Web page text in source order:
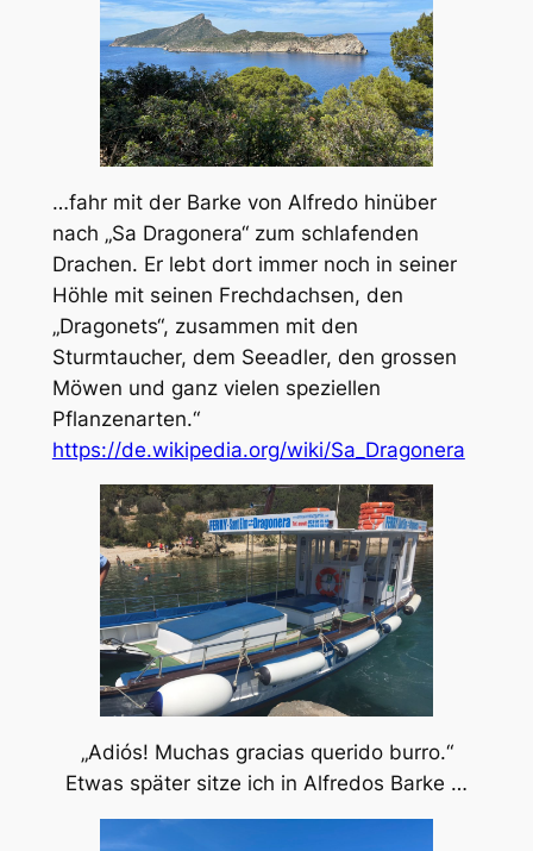
…fahr mit der Barke von Alfredo hinüber
nach „Sa Dragonera“ zum schlafenden
Drachen. Er lebt dort immer noch in seiner
Höhle mit seinen Frechdachsen, den
„Dragonets“, zusammen mit den
Sturmtaucher, dem Seeadler, den grossen
Möwen und ganz vielen speziellen
Pflanzenarten.“
https://de.wikipedia.org/wiki/Sa_Dragonera
„Adiós! Muchas gracias querido burro.“
Etwas später sitze ich in Alfredos Barke …